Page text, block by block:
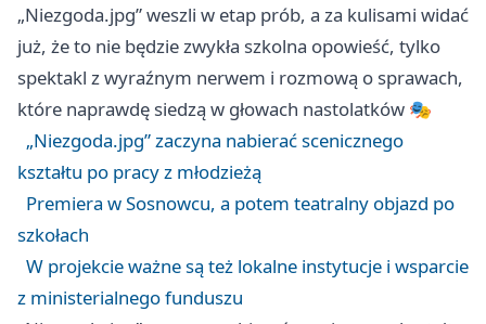
„Niezgoda.jpg” weszli w etap prób, a za kulisami widać
już, że to nie będzie zwykła szkolna opowieść, tylko
spektakl z wyraźnym nerwem i rozmową o sprawach,
które naprawdę siedzą w głowach nastolatków 🎭
„Niezgoda.jpg” zaczyna nabierać scenicznego
kształtu po pracy z młodzieżą
Premiera w Sosnowcu, a potem teatralny objazd po
szkołach
W projekcie ważne są też lokalne instytucje i wsparcie
z ministerialnego funduszu